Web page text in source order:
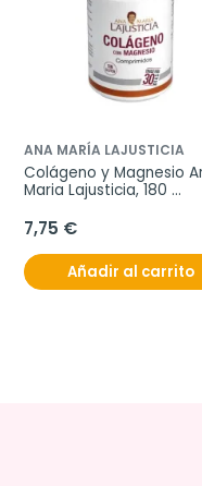
ANA MARÍA LAJUSTICIA
Colágeno y Magnesio
Maria Lajusticia, 180
7,75 €
Añadir al carrito